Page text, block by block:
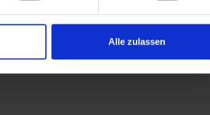
Alle zulassen